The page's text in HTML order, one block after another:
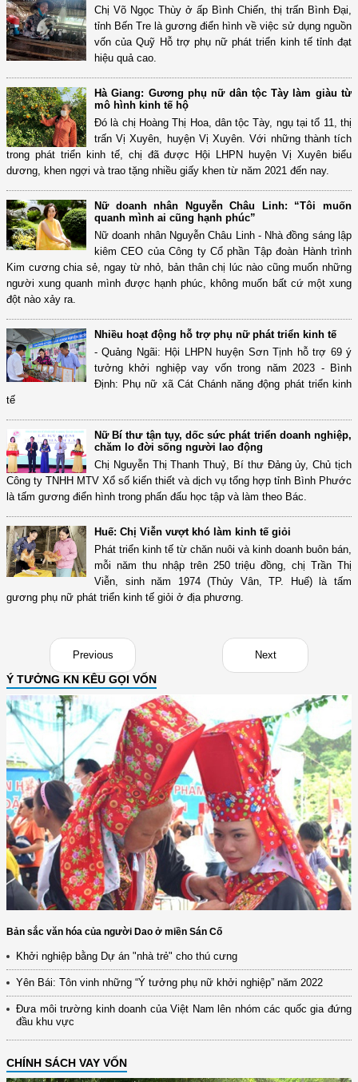
Chị Võ Ngọc Thùy ở ấp Bình Chiến, thị trấn Bình Đại,
tỉnh Bến Tre là gương điển hình về việc sử dụng nguồn
vốn của Quỹ Hỗ trợ phụ nữ phát triển kinh tế tỉnh đạt
hiệu quả cao.
Hà Giang: Gương phụ nữ dân tộc Tày làm giàu từ
mô hình kinh tế hộ
Đó là chị Hoàng Thị Hoa, dân tộc Tày, ngụ tại tổ 11, thị
trấn Vị Xuyên, huyện Vị Xuyên. Với những thành tích
trong phát triển kinh tế, chị đã được Hội LHPN huyện Vị Xuyên biểu
dương, khen ngợi và trao tặng nhiều giấy khen từ năm 2021 đến nay.
Nữ doanh nhân Nguyễn Châu Linh: “Tôi muốn
quanh mình ai cũng hạnh phúc”
Nữ doanh nhân Nguyễn Châu Linh - Nhà đồng sáng lập
kiêm CEO của Công ty Cổ phần Tập đoàn Hành trình
Kim cương chia sẻ, ngay từ nhỏ, bản thân chị lúc nào cũng muốn những
người xung quanh mình được hạnh phúc, không muốn bất cứ một xung
đột nào xảy ra.
Nhiều hoạt động hỗ trợ phụ nữ phát triển kinh tế
- Quảng Ngãi: Hội LHPN huyện Sơn Tịnh hỗ trợ 69 ý
tưởng khởi nghiệp vay vốn trong năm 2023 - Bình
Định: Phụ nữ xã Cát Chánh năng động phát triển kinh
tế
Nữ Bí thư tận tụy, dốc sức phát triển doanh nghiệp,
chăm lo đời sống người lao động
Chị Nguyễn Thị Thanh Thuỷ, Bí thư Đảng ủy, Chủ tịch
Công ty TNHH MTV Xổ số kiến thiết và dịch vụ tổng hợp tỉnh Bình Phước
là tấm gương điển hình trong phấn đấu học tập và làm theo Bác.
Huế: Chị Viễn vượt khó làm kinh tế giỏi
Phát triển kinh tế từ chăn nuôi và kinh doanh buôn bán,
mỗi năm thu nhập trên 250 triệu đồng, chị Trần Thị
Viễn, sinh năm 1974 (Thủy Vân, TP. Huế) là tấm
gương phụ nữ phát triển kinh tế giỏi ở địa phương.
Previous Next
Ý TƯỞNG KN KÊU GỌI VỐN
Bản sắc văn hóa của người Dao ở miền Sán Cố
Khởi nghiệp bằng Dự án "nhà trẻ" cho thú cưng
Yên Bái: Tôn vinh những “Ý tưởng phụ nữ khởi nghiệp” năm 2022
Đưa môi trường kinh doanh của Việt Nam lên nhóm các quốc gia đứng
đầu khu vực
CHÍNH SÁCH VAY VỐN